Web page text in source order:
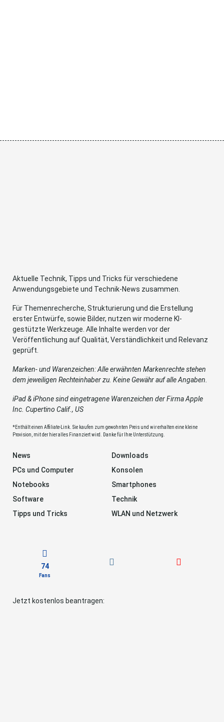
Aktuelle Technik, Tipps und Tricks für verschiedene
Anwendungsgebiete und Technik-News zusammen.
Für Themenrecherche, Strukturierung und die Erstellung
erster Entwürfe, sowie Bilder, nutzen wir moderne KI-
gestützte Werkzeuge. Alle Inhalte werden vor der
Veröffentlichung auf Qualität, Verständlichkeit und Relevanz
geprüft.
Marken- und Warenzeichen: Alle erwähnten Markenrechte stehen
dem jeweiligen Rechteinhaber zu. Keine Gewähr auf alle Angaben.
iPad & iPhone sind eingetragene Warenzeichen der Firma Apple
Inc. Cupertino Calif., US
*Enthält einen Affiliate-Link. Sie kaufen zum gewohnten Preis und wir erhalten eine kleine
Provision, mit der hier alles Finanziert wird. Danke für Ihre Unterstützung.
News
Downloads
PCs und Computer
Konsolen
Notebooks
Smartphones
Software
Technik
Tipps und Tricks
WLAN und Netzwerk
74
Fans
Jetzt kostenlos beantragen: